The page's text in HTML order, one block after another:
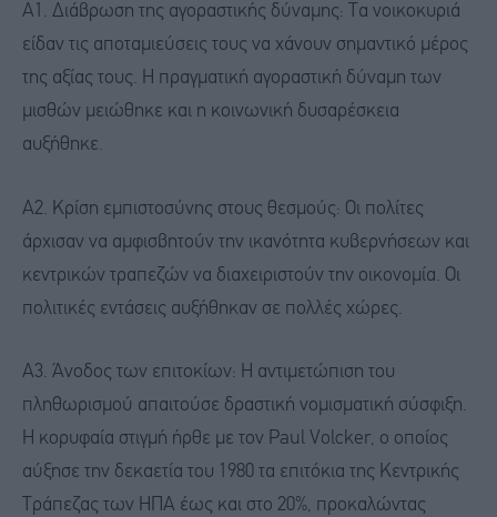
Α1. Διάβρωση της αγοραστικής δύναμης: Τα νοικοκυριά
είδαν τις αποταμιεύσεις τους να χάνουν σημαντικό μέρος
της αξίας τους. Η πραγματική αγοραστική δύναμη των
μισθών μειώθηκε και η κοινωνική δυσαρέσκεια
αυξήθηκε.
Α2. Κρίση εμπιστοσύνης στους θεσμούς: Οι πολίτες
άρχισαν να αμφισβητούν την ικανότητα κυβερνήσεων και
κεντρικών τραπεζών να διαχειριστούν την οικονομία. Οι
πολιτικές εντάσεις αυξήθηκαν σε πολλές χώρες.
Α3. Άνοδος των επιτοκίων: Η αντιμετώπιση του
πληθωρισμού απαιτούσε δραστική νομισματική σύσφιξη.
Η κορυφαία στιγμή ήρθε με τον Paul Volcker, ο οποίος
αύξησε την δεκαετία του 1980 τα επιτόκια της Κεντρικής
Τράπεζας των ΗΠΑ έως και στο 20%, προκαλώντας